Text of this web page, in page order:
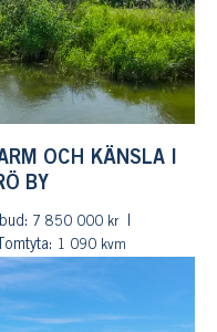
OCH KÄNSLA I
BY
7 850 000 kr
Tomtyta: 1 090 kvm